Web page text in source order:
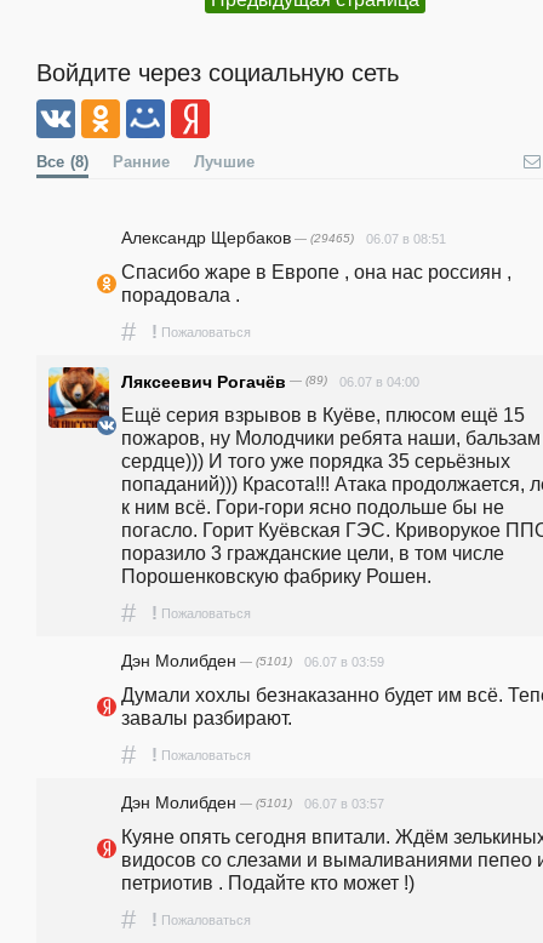
Войдите через социальную сеть
Все (8) Ранние Лучшие
Александр Щербаков — (29465) 06.07 в 08:51
Спасибо жаре в Европе , она нас россиян ,
порадовала .
# ! Пожаловаться
Ляксеевич Рогачёв — (89) 06.07 в 04:00
Ещё серия взрывов в Куёве, плюсом ещё 15
пожаров, ну Молодчики ребята наши,
сердце))) И того уже порядка 35 серьёзных
попаданий))) Красота!!! Атака продолжается,
к ним всё. Гори-гори ясно подольше бы не
погасло. Горит Куёвская ГЭС. Криворукое
поразило 3 гражданские цели, в том числе
Порошенковскую фабрику Рошен.
# ! Пожаловаться
Дэн Молибден — (5101) 06.07 в 03:59
Думали хохлы безнаказанно будет им всё.
завалы разбирают.
# ! Пожаловаться
Дэн Молибден — (5101) 06.07 в 03:57
Куяне опять сегодня впитали. Ждём
видосов со слезами и вымаливаниями пепео
петриотив . Подайте кто может !)
# ! Пожаловаться